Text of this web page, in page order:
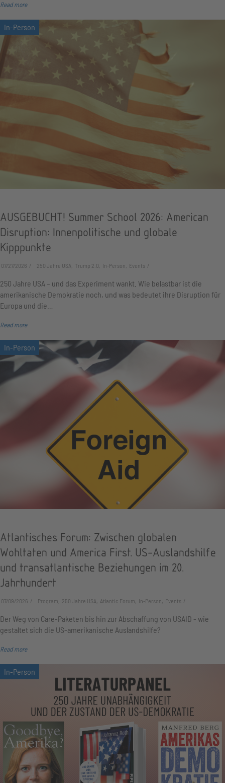
Read more
AUSGEBUCHT! Summer School 2026: American
Disruption: Innenpolitische und globale
Kipppunkte
07/27/2026 250 Jahre USA, Trump 2.0, In-Person, Events
250 Jahre USA – und das Experiment wankt. Wie belastbar ist die
amerikanische Demokratie noch, und was bedeutet ihre Disruption für
Europa und die…
Read more
Atlantisches Forum: Zwischen globalen
Wohltaten und America First. US-Auslandshilfe
und transatlantische Beziehungen im 20.
Jahrhundert
07/09/2026 Program, 250 Jahre USA, Atlantic Forum, In-Person, Events
Der Weg von Care-Paketen bis hin zur Abschaffung von USAID - wie
gestaltet sich die US-amerikanische Auslandshilfe?
Read more